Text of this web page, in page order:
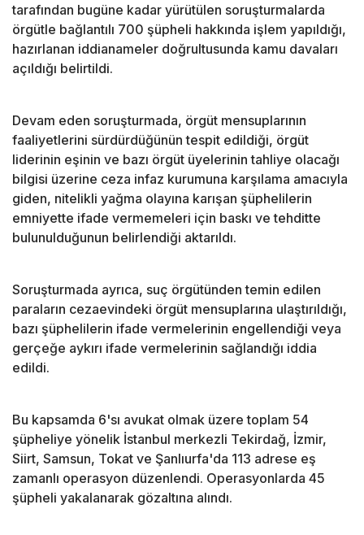
tarafından bugüne kadar yürütülen soruşturmalarda
örgütle bağlantılı 700 şüpheli hakkında işlem yapıldığı,
hazırlanan iddianameler doğrultusunda kamu davaları
açıldığı belirtildi.
Devam eden soruşturmada, örgüt mensuplarının
faaliyetlerini sürdürdüğünün tespit edildiği, örgüt
liderinin eşinin ve bazı örgüt üyelerinin tahliye olacağı
bilgisi üzerine ceza infaz kurumuna karşılama amacıyla
giden, nitelikli yağma olayına karışan şüphelilerin
emniyette ifade vermemeleri için baskı ve tehditte
bulunulduğunun belirlendiği aktarıldı.
Soruşturmada ayrıca, suç örgütünden temin edilen
paraların cezaevindeki örgüt mensuplarına ulaştırıldığı,
bazı şüphelilerin ifade vermelerinin engellendiği veya
gerçeğe aykırı ifade vermelerinin sağlandığı iddia
edildi.
Bu kapsamda 6'sı avukat olmak üzere toplam 54
şüpheliye yönelik İstanbul merkezli Tekirdağ, İzmir,
Siirt, Samsun, Tokat ve Şanlıurfa'da 113 adrese eş
zamanlı operasyon düzenlendi. Operasyonlarda 45
şüpheli yakalanarak gözaltına alındı.